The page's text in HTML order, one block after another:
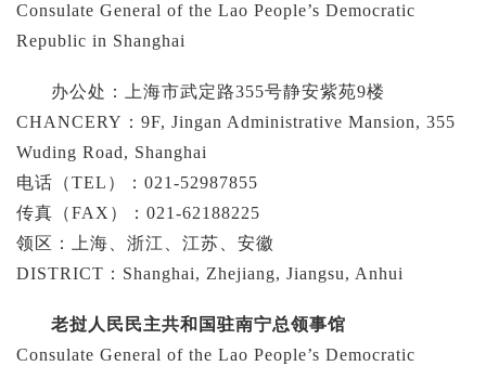
Consulate General of the Lao People’s Democratic
Republic in Shanghai
办公处：上海市武定路355号静安紫苑9楼
CHANCERY：9F, Jingan Administrative Mansion, 355
Wuding Road, Shanghai
电话（TEL）：021-52987855
传真（FAX）：021-62188225
领区：上海、浙江、江苏、安徽
DISTRICT：Shanghai, Zhejiang, Jiangsu, Anhui
老挝人民民主共和国驻南宁总领事馆
Consulate General of the Lao People’s Democratic